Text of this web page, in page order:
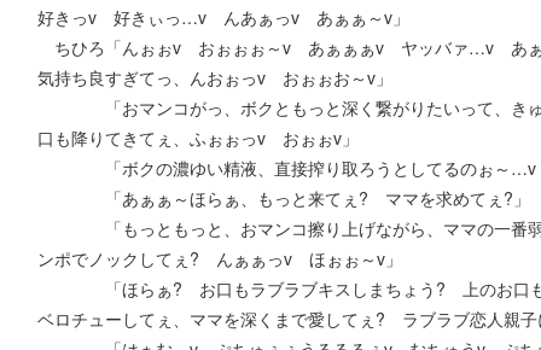
好きっv 好きぃっ…v んあぁっv あぁぁ～v」
ちひろ「んぉぉv おぉぉぉ～v あぁぁぁv ヤッバァ…v あぁ
気持ち良すぎてっ、んおぉっv おぉぉお～v」
「おマンコがっ、ボクともっと深く繋がりたいって、きゅ
口も降りてきてぇ、ふぉぉっv おぉぉv」
「ボクの濃ゆい精液、直接搾り取ろうとしてるのぉ～…v
「あぁぁ～ほらぁ、もっと来てぇ? ママを求めてぇ?」
「もっともっと、おマンコ擦り上げながら、ママの一番弱
ンポでノックしてぇ? んぁぁっv ほぉぉ～v」
「ほらぁ? お口もラブラブキスしまちょう? 上のお口も
ベロチューしてぇ、ママを深くまで愛してぇ? ラブラブ恋人親